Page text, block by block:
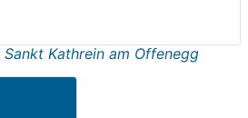
Sankt Kathrein am Offenegg